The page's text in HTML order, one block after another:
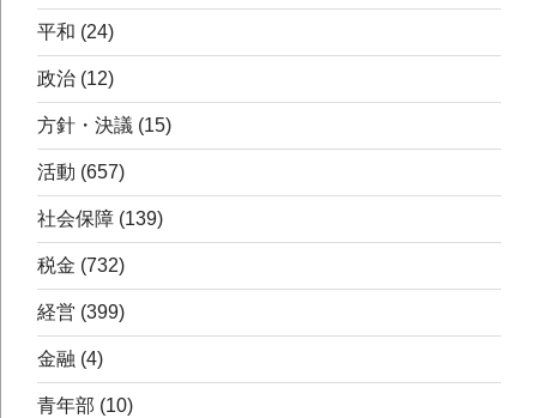
平和 (24)
政治 (12)
方針・決議 (15)
活動 (657)
社会保障 (139)
税金 (732)
経営 (399)
金融 (4)
青年部 (10)